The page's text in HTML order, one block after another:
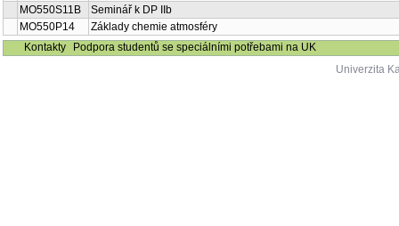
MO550S11B
Seminář k DP IIb
MO550P14
Základy chemie atmosféry
Kontakty
Podpora studentů se speciálními potřebami na UK
Univerzita